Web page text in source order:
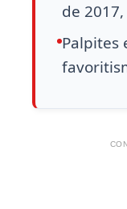
de
Palpites